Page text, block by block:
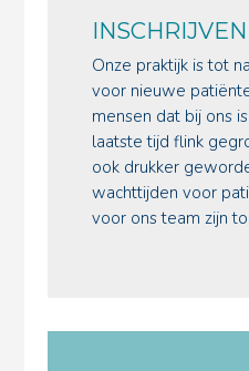
INSCHRIJVEN
Onze praktijk is tot
voor nieuwe
mensen dat bij ons
laatste tijd flink
ook drukker
wachttijden voor
voor ons team zijn